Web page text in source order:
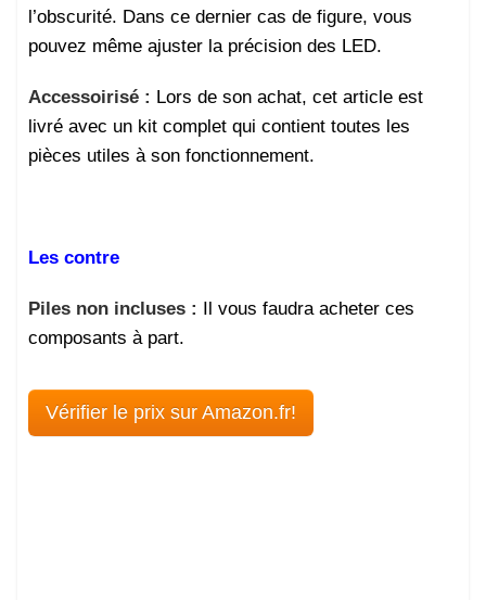
l’obscurité. Dans ce dernier cas de figure, vous
pouvez même ajuster la précision des LED.
Accessoirisé : Lors de son achat, cet article est
livré avec un kit complet qui contient toutes les
pièces utiles à son fonctionnement.
Les contre
Piles non incluses :
Il vous faudra acheter ces
composants à part.
Vérifier le prix sur Amazon.fr!